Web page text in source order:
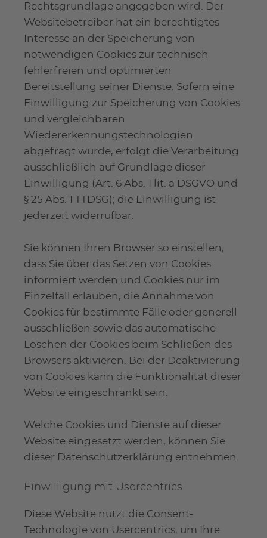
Rechtsgrundlage angegeben wird. Der
Websitebetreiber hat ein berechtigtes
Interesse an der Speicherung von
notwendigen Cookies zur technisch
fehlerfreien und optimierten
Bereitstellung seiner Dienste. Sofern eine
Einwilligung zur Speicherung von Cookies
und vergleichbaren
Wiedererkennungstechnologien
abgefragt wurde, erfolgt die Verarbeitung
ausschließlich auf Grundlage dieser
Einwilligung (Art. 6 Abs. 1 lit. a DSGVO und
§ 25 Abs. 1 TTDSG); die Einwilligung ist
jederzeit widerrufbar.
Sie können Ihren Browser so einstellen,
dass Sie über das Setzen von Cookies
informiert werden und Cookies nur im
Einzelfall erlauben, die Annahme von
Cookies für bestimmte Fälle oder generell
ausschließen sowie das automatische
Löschen der Cookies beim Schließen des
Browsers aktivieren. Bei der Deaktivierung
von Cookies kann die Funktionalität dieser
Website eingeschränkt sein.
Welche Cookies und Dienste auf dieser
Website eingesetzt werden, können Sie
dieser Datenschutzerklärung entnehmen.
Einwilligung mit Usercentrics
Diese Website nutzt die Consent-
Technologie von Usercentrics, um Ihre